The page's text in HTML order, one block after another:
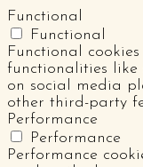
Functional
Functional
Functional
functionalities like
on social media
other third-party
Performance
Performance
Performance